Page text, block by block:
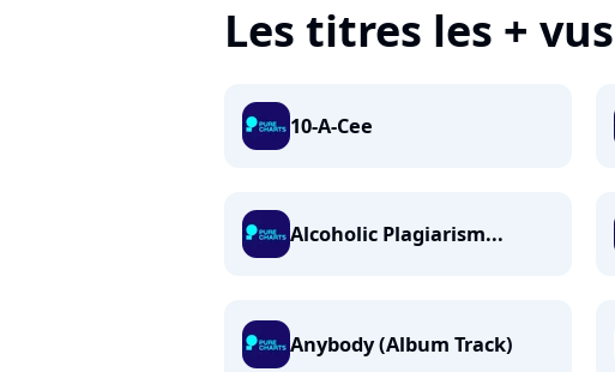
Les titres les +
10-A-Cee
Alcoholic Plagiarism...
Anybody (Album Track)